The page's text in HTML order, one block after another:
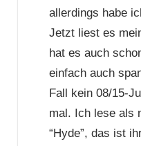
allerdings habe
Jetzt liest es
hat es auch
einfach auch
Fall kein 08/15-
mal. Ich lese als
“Hyde”, das ist